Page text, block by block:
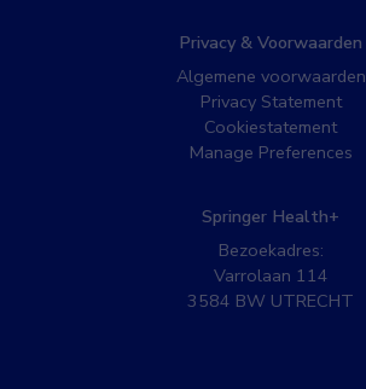
Privacy & Voorwaarden
Algemene voorwaarden
Privacy Statement
Cookiestatement
Manage Preferences
Springer Health+
Bezoekadres:
Varrolaan 114
3584 BW UTRECHT